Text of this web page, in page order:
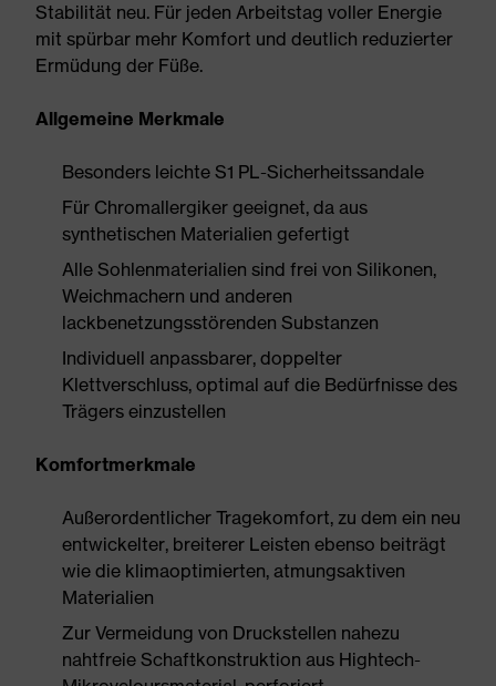
Stabilität neu. Für jeden Arbeitstag voller Energie
mit spürbar mehr Komfort und deutlich reduzierter
Ermüdung der Füße.
Allgemeine Merkmale
Besonders leichte S1 PL-Sicherheitssandale
Für Chromallergiker geeignet, da aus
synthetischen Materialien gefertigt
Alle Sohlenmaterialien sind frei von Silikonen,
Weichmachern und anderen
lackbenetzungsstörenden Substanzen
Individuell anpassbarer, doppelter
Klettverschluss, optimal auf die Bedürfnisse des
Trägers einzustellen
Komfortmerkmale
Außerordentlicher Tragekomfort, zu dem ein neu
entwickelter, breiterer Leisten ebenso beiträgt
wie die klimaoptimierten, atmungsaktiven
Materialien
Zur Vermeidung von Druckstellen nahezu
nahtfreie Schaftkonstruktion aus Hightech-